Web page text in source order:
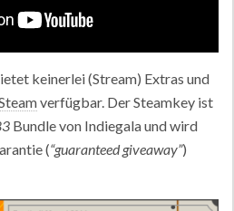
keinerlei (Stream) Extras und
verfügbar. Der Steamkey ist
Bundle von Indiegala und wird
(“guaranteed giveaway”)